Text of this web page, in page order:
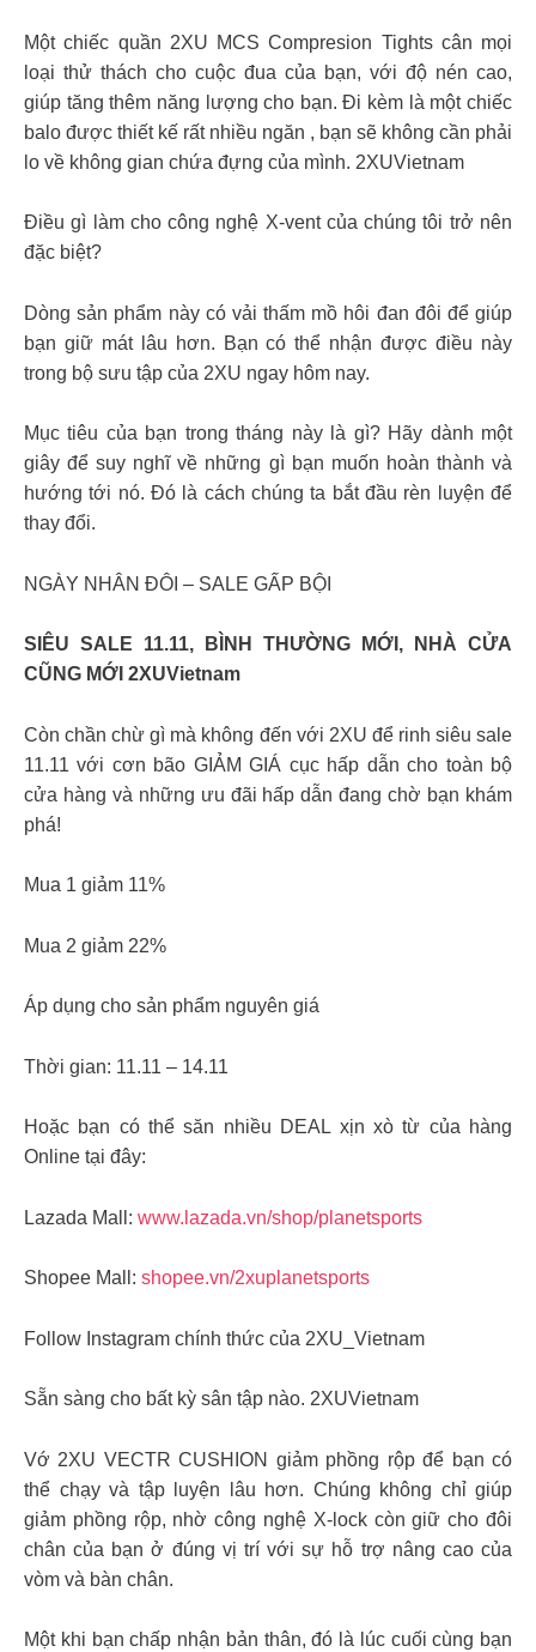
Một chiếc quần 2XU MCS Compresion Tights cân mọi
loại thử thách cho cuộc đua của bạn, với độ nén cao,
giúp tăng thêm năng lượng cho bạn. Đi kèm là một chiếc
balo được thiết kế rất nhiều ngăn , bạn sẽ không cần phải
lo về không gian chứa đựng của mình. 2XUVietnam
Điều gì làm cho công nghệ X-vent của chúng tôi trở nên
đặc biệt?
Dòng sản phẩm này có vải thấm mồ hôi đan đôi để giúp
bạn giữ mát lâu hơn. Bạn có thể nhận được điều này
trong bộ sưu tập của 2XU ngay hôm nay.
Mục tiêu của bạn trong tháng này là gì? Hãy dành một
giây để suy nghĩ về những gì bạn muốn hoàn thành và
hướng tới nó. Đó là cách chúng ta bắt đầu rèn luyện để
thay đổi.
NGÀY NHÂN ĐÔI – SALE GẤP BỘI
SIÊU SALE 11.11, BÌNH THƯỜNG MỚI, NHÀ CỬA
CŨNG MỚI 2XUVietnam
Còn chần chừ gì mà không đến với 2XU để rinh siêu sale
11.11 với cơn bão GIẢM GIÁ cục hấp dẫn cho toàn bộ
cửa hàng và những ưu đãi hấp dẫn đang chờ bạn khám
phá!
Mua 1 giảm 11%
Mua 2 giảm 22%
Áp dụng cho sản phẩm nguyên giá
Thời gian: 11.11 – 14.11
Hoặc bạn có thể săn nhiều DEAL xịn xò từ của hàng
Online tại đây:
Lazada Mall: www.lazada.vn/shop/planetsports
Shopee Mall: shopee.vn/2xuplanetsports
Follow Instagram chính thức của 2XU_Vietnam
Sẵn sàng cho bất kỳ sân tập nào. 2XUVietnam
Vớ 2XU VECTR CUSHION giảm phồng rộp để bạn có
thể chạy và tập luyện lâu hơn. Chúng không chỉ giúp
giảm phồng rộp, nhờ công nghệ X-lock còn giữ cho đôi
chân của bạn ở đúng vị trí với sự hỗ trợ nâng cao của
vòm và bàn chân.
Một khi bạn chấp nhận bản thân, đó là lúc cuối cùng bạn